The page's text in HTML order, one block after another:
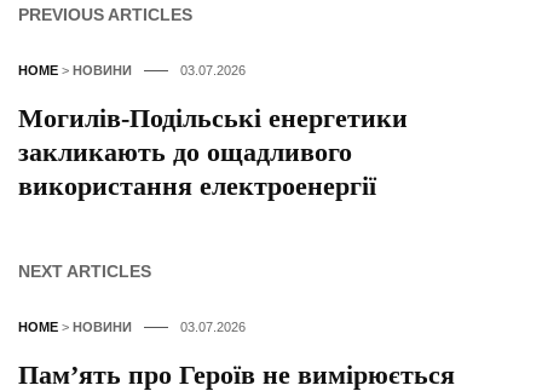
PREVIOUS ARTICLES
HOME > НОВИНИ 03.07.2026
Могилів-Подільські енергетики
закликають до ощадливого
використання електроенергії
NEXT ARTICLES
HOME > НОВИНИ 03.07.2026
Пам’ять про Героїв не вимірюється